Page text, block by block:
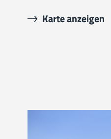
Karte anzeigen